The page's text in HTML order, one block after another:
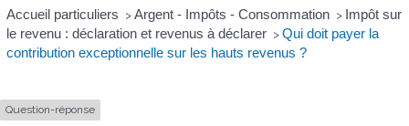
Accueil particuliers > Argent - Impôts - Consommation > Impôt sur
le revenu : déclaration et revenus à déclarer > Qui doit payer la
contribution exceptionnelle sur les hauts revenus ?
Question-réponse